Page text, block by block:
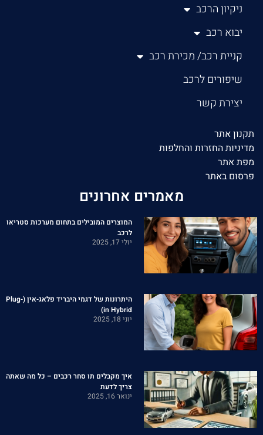
ניקיון הרכב
יבוא רכב
קניית רכב/ מכירת רכב
שיפורים לרכב
יצירת קשר
תקנון אתר
מדיניות החזרות והחלפות
מפת אתר
פרסום באתר
מאמרים אחרונים
המוצרים המובילים בתחום מערכות סטריאו
לרכב
יולי 17, 2025
היתרונות של דגמי היבריד פלאג-אין (Plug-
in Hybrid)
יוני 18, 2025
איך מקבלים תו סחר רכבים – כל מה שאתה
צריך לדעת
ינואר 16, 2025